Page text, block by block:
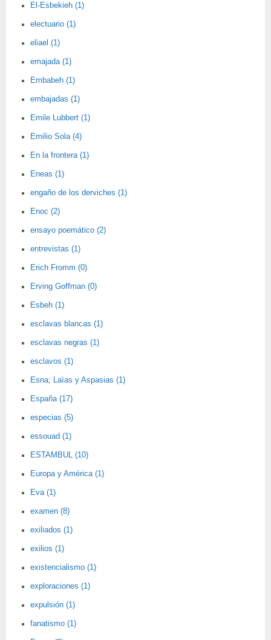
El-Esbekieh (1)
electuario (1)
eliael (1)
emajada (1)
Embabeh (1)
embajadas (1)
Emile Lubbert (1)
Emilio Sola (4)
En la frontera (1)
Eneas (1)
engaño de los derviches (1)
Enoc (2)
ensayo poemático (2)
entrevistas (1)
Erich Fromm (0)
Erving Goffman (0)
Esbeh (1)
esclavas blancas (1)
esclavas negras (1)
esclavos (1)
Esna; Laïas y Aspasias (1)
España (17)
especias (5)
essouad (1)
ESTAMBUL (10)
Europa y América (1)
Eva (1)
examen (8)
exiliados (1)
exilios (1)
existencialismo (1)
exploraciones (1)
expulsión (1)
fanatismo (1)